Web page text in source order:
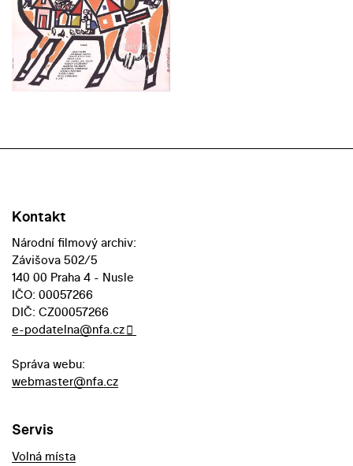
Kontakt
Národní filmový archiv:
Závišova 502/5
140 00 Praha 4 - Nusle
IČO: 00057266
DIČ: CZ00057266
e-podatelna@nfa.cz
Správa webu:
webmaster@nfa.cz
Servis
Volná místa